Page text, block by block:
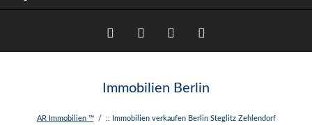
Twitter LinkedIn FacebookRSS-
Immobilien Berlin
AR Immobilien ™
:: Immobilien verkaufen Berlin Steglitz Zehlendorf